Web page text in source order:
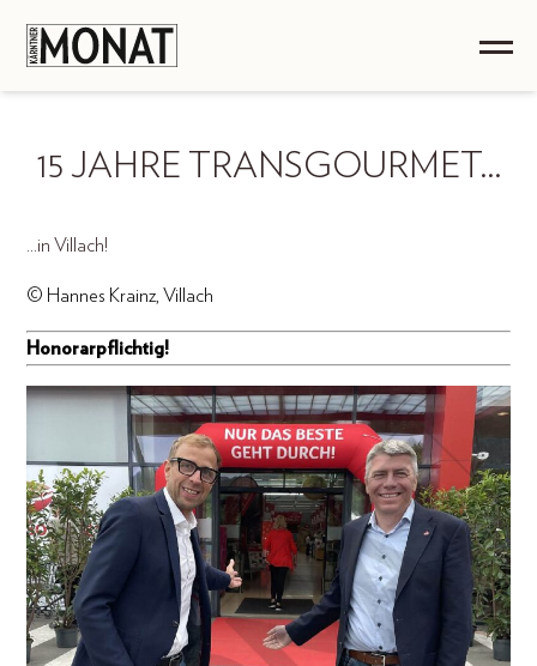
15 JAHRE TRANSGOURMET…
...in Villach!
© Hannes Krainz, Villach
Honorarpflichtig!